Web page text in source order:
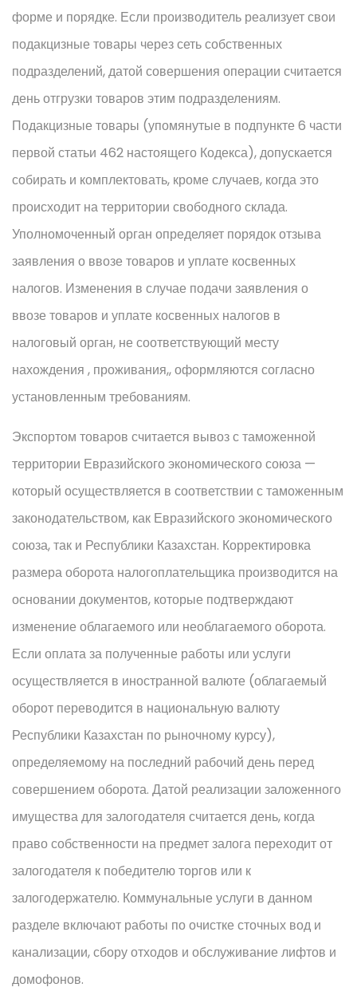
форме и порядке. Если производитель реализует свои
подакцизные товары через сеть собственных
подразделений, датой совершения операции считается
день отгрузки товаров этим подразделениям.
Подакцизные товары (упомянутые в подпункте 6 части
первой статьи 462 настоящего Кодекса), допускается
собирать и комплектовать, кроме случаев, когда это
происходит на территории свободного склада.
Уполномоченный орган определяет порядок отзыва
заявления о ввозе товаров и уплате косвенных
налогов. Изменения в случае подачи заявления о
ввозе товаров и уплате косвенных налогов в
налоговый орган, не соответствующий месту
нахождения , проживания,, оформляются согласно
установленным требованиям.
Экспортом товаров считается вывоз с таможенной
территории Евразийского экономического союза —
который осуществляется в соответствии с таможенным
законодательством, как Евразийского экономического
союза, так и Республики Казахстан. Корректировка
размера оборота налогоплательщика производится на
основании документов, которые подтверждают
изменение облагаемого или необлагаемого оборота.
Если оплата за полученные работы или услуги
осуществляется в иностранной валюте (облагаемый
оборот переводится в национальную валюту
Республики Казахстан по рыночному курсу),
определяемому на последний рабочий день перед
совершением оборота. Датой реализации заложенного
имущества для залогодателя считается день, когда
право собственности на предмет залога переходит от
залогодателя к победителю торгов или к
залогодержателю. Коммунальные услуги в данном
разделе включают работы по очистке сточных вод и
канализации, сбору отходов и обслуживание лифтов и
домофонов.